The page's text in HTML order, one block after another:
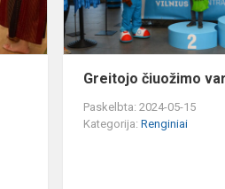
Greitojo čiuožimo
Paskelbta: 2024-05-15
Kategorija:Renginiai